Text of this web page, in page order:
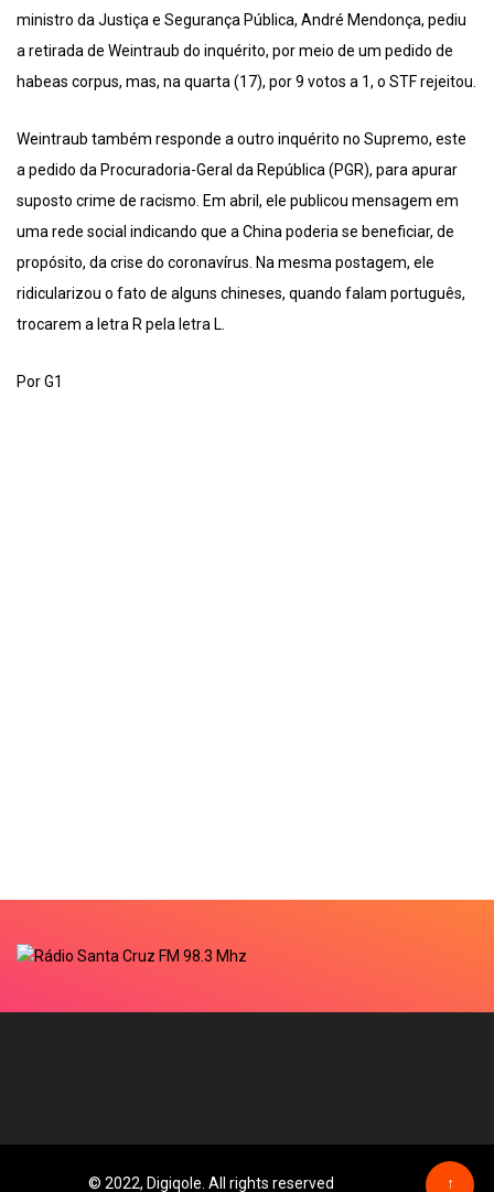
ministro da Justiça e Segurança Pública, André Mendonça, pediu
a retirada de Weintraub do inquérito, por meio de um pedido de
habeas corpus, mas, na quarta (17), por 9 votos a 1, o STF rejeitou.
Weintraub também responde a outro inquérito no Supremo, este
a pedido da Procuradoria-Geral da República (PGR), para apurar
suposto crime de racismo. Em abril, ele publicou mensagem em
uma rede social indicando que a China poderia se beneficiar, de
propósito, da crise do coronavírus. Na mesma postagem, ele
ridicularizou o fato de alguns chineses, quando falam português,
trocarem a letra R pela letra L.
Por G1
© 2022, Digiqole. All rights reserved ↑